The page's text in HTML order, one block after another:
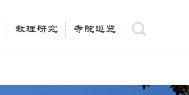
$description =
教理研究 寺院巡览